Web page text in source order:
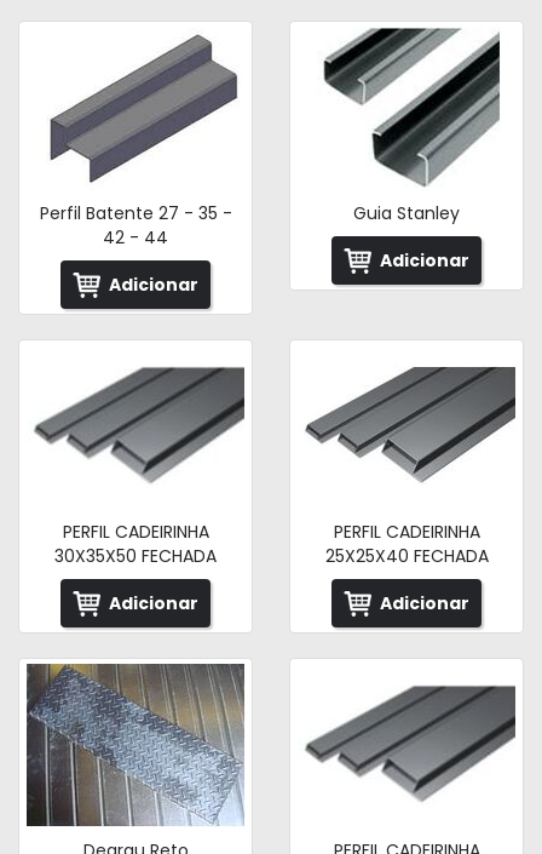
Perfil Batente 27 - 35 -
42 - 44
Adicionar
Guia Stanley
Adicionar
PERFIL CADEIRINHA
30X35X50 FECHADA
Adicionar
PERFIL CADEIRINHA
25X25X40 FECHADA
Adicionar